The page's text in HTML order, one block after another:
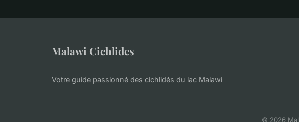
Malawi Cichlides
Votre guide passionné des cichlidés du lac Malawi
© 2026